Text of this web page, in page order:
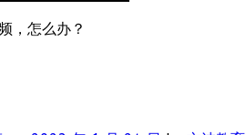
，怎么办？